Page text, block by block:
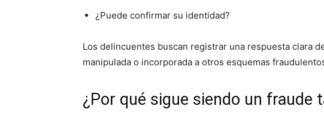
¿Puede confirmar su identidad?
Los delincuentes buscan registrar una respuesta clara
manipulada o incorporada a otros esquemas
¿Por qué sigue siendo un fraude